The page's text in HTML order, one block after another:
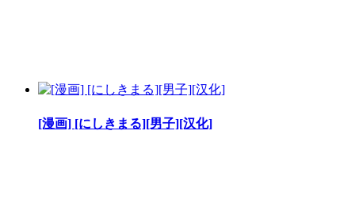
[漫画] [にしきまる][男子][汉化]